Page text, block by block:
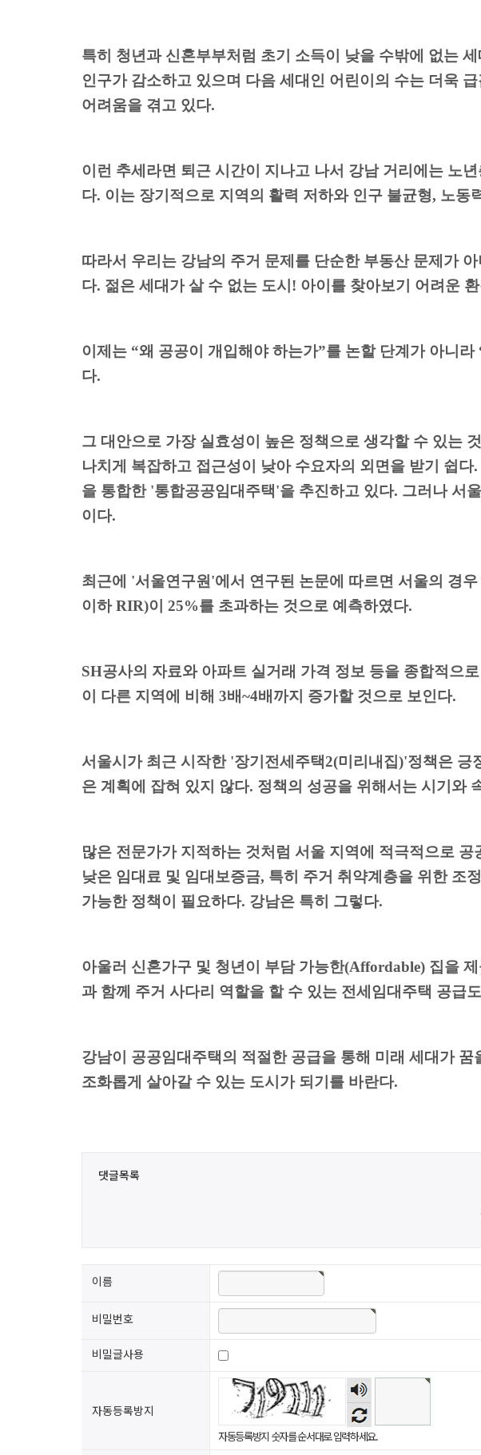
특히 청년과 신혼부부처럼 초기 소득이 낮을 수밖에 없는
인구가 감소하고 있으며 다음 세대인 어린이의 수는 더욱
어려움을 겪고 있다.
이런 추세라면 퇴근 시간이 지나고 나서 강남 거리에는 노
다. 이는 장기적으로 지역의 활력 저하와 인구 불균형, 노동
따라서 우리는 강남의 주거 문제를 단순한 부동산 문제가
다. 젊은 세대가 살 수 없는 도시 ! 아이를 찾아보기 어려운
이제는 “왜 공공이 개입해야 하는가”를 논할 단계가 아니라
다.
그 대안으로 가장 실효성이 높은 정책으로 생각할 수 있는
나치게 복잡하고 접근성이 낮아 수요자의 외면을 받기 쉽다.
을 통합한 '통합공공임대주택'을 추진하고 있다. 그러나 서울
이다.
최근에 '서울연구원'에서 연구된 논문에 따르면 서울의 경
이하RIR)이 25%를 초과하는 것으로 예측하였다.
SH공사의 자료와 아파트 실거래 가격 정보 등을 종합적으
이 다른 지역에 비해 3배~4배까지 증가할 것으로 보인다.
서울시가 최근 시작한 '장기전세주택2(미리내집)'정책은 긍
은 계획에 잡혀 있지 않다. 정책의 성공을 위해서는 시기와
많은 전문가가 지적하는 것처럼 서울 지역에 적극적으로
낮은 임대료 및 임대보증금, 특히 주거 취약계층을 위한 조
가능한 정책이 필요하다. 강남은 특히 그렇다.
아울러 신혼가구 및 청년이 부담 가능한(Affordable) 집을
과 함께 주거 사다리 역할을 할 수 있는 전세임대주택 공급
강남이 공공임대주택의 적절한 공급을 통해 미래 세대가 꿈
조화롭게 살아갈 수 있는 도시가 되기를 바란다.
댓글목록
이름
비밀번호
비밀글사용
자동등록방지
숫자
음성
듣기
자동등록방지 숫자를 순서대로 입력하세요.